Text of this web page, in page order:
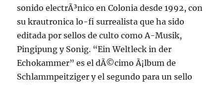
sonido electrÃ³nico en Colonia desde 1992, con
su krautronica lo-fi surrealista que ha sido
editada por sellos de culto como A-Musik,
Pingipung y Sonig. “Ein Weltleck in der
Echokammer” es el dÃ©cimo Ã¡lbum de
Schlammpeitziger y el segundo para un sello